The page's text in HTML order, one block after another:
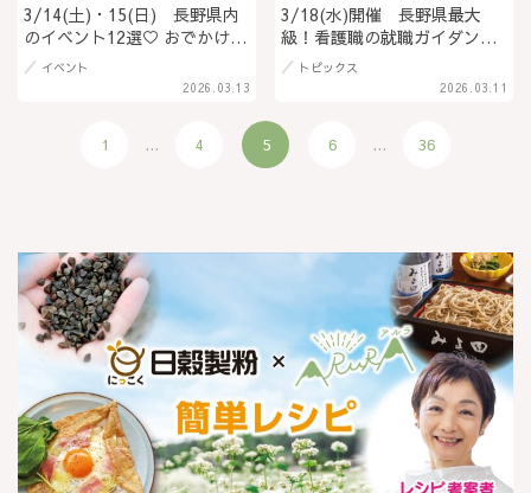
3/14(土)・15(日) 長野県内
のイベント12選♡ おでかけを
楽しもう！
2026.03.13
イベント
3/18(水)開催 長野県最大
級！看護職の就職ガイダンス
『ながのde看護』＠長野県松
本市
2026.03.11
トピックス
1 ... 4 5 6 ... 36